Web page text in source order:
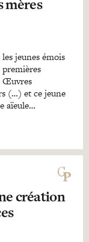
mères
jeunes émois
Œuvres
(…) et ce jeune
aïeule…
création